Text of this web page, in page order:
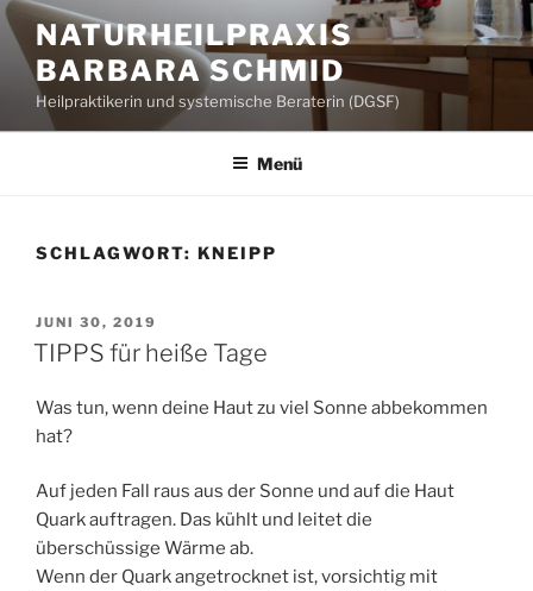
Zum
Inhalt
springen
NATURHEILPRAXIS
BARBARA SCHMID
Heilpraktikerin und systemische Beraterin (DGSF)
Menü
SCHLAGWORT: KNEIPP
VERÖFFENTLICHT
AM
JUNI 30, 2019
TIPPS für heiße Tage
Was tun, wenn deine Haut zu viel Sonne abbekommen
hat?
Auf jeden Fall raus aus der Sonne und auf die Haut
Quark auftragen. Das kühlt und leitet die
überschüssige Wärme ab.
Wenn der Quark angetrocknet ist, vorsichtig mit